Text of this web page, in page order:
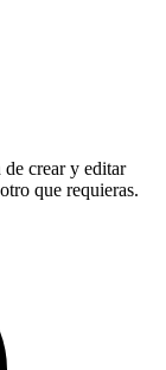
crear y editar
que requieras.